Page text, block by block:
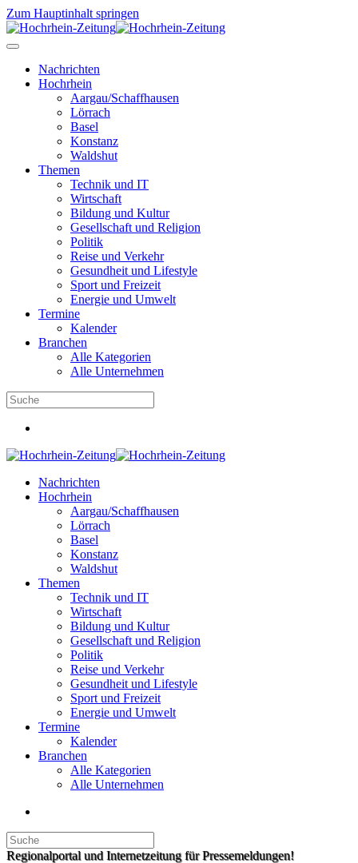
Zum Hauptinhalt springen
Nachrichten
Hochrhein
Aargau/Schaffhausen
Lörrach
Basel
Konstanz
Waldshut
Themen
Technik und IT
Wirtschaft
Bildung und Kultur
Gesellschaft und Religion
Politik
Reise und Verkehr
Gesundheit und Lifestyle
Sport und Freizeit
Energie und Umwelt
Termine
Kalender
Branchen
Alle Kategorien
Alle Unternehmen
Nachrichten
Hochrhein
Aargau/Schaffhausen
Lörrach
Basel
Konstanz
Waldshut
Themen
Technik und IT
Wirtschaft
Bildung und Kultur
Gesellschaft und Religion
Politik
Reise und Verkehr
Gesundheit und Lifestyle
Sport und Freizeit
Energie und Umwelt
Termine
Kalender
Branchen
Alle Kategorien
Alle Unternehmen
Regionalportal und Internetzeitung für Pressemeldungen!